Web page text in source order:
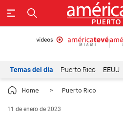
Temas del día Puerto Rico EEUU
Home > Puerto Rico
11 de enero de 2023